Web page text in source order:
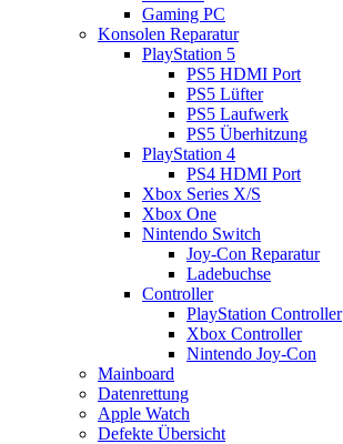
Gaming PC
Konsolen Reparatur
PlayStation 5
PS5 HDMI Port
PS5 Lüfter
PS5 Laufwerk
PS5 Überhitzung
PlayStation 4
PS4 HDMI Port
Xbox Series X/S
Xbox One
Nintendo Switch
Joy-Con Reparatur
Ladebuchse
Controller
PlayStation Controller
Xbox Controller
Nintendo Joy-Con
Mainboard
Datenrettung
Apple Watch
Defekte Übersicht